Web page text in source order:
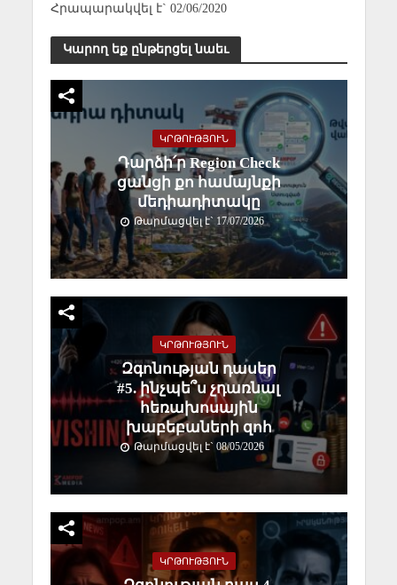
Հրապարակվել է` 02/06/2020
Կարող եք ընթերցել նաեւ
ԿՐԹՈՒԹՅՈՒՆ
Դարձի՛ր Region Check
ցանցի քո համայնքի
մեդիադիտակը
Թարմացվել է` 17/07/2026
ԿՐԹՈՒԹՅՈՒՆ
Զգոնության դասեր
#5. ինչպե՞ս չդառնալ
հեռախոսային
խաբեբաների զոհ
Թարմացվել է` 08/05/2026
ԿՐԹՈՒԹՅՈՒՆ